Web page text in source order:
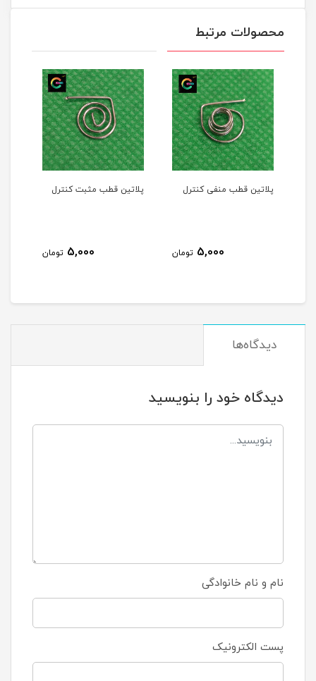
محصولات مرتبط
پلاتین قطب منفی کنترل
5,000 تومان
پلاتین قطب مثبت کنترل
5,000 تومان
دیدگاه‌ها
دیدگاه خود را بنویسید
نام و نام خانوادگی
پست الکترونیک